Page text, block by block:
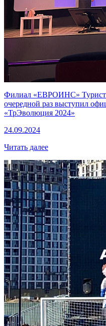
Филиал «ЕВРОИНС»
очередной раз выступил
«ТрЭволюция 2024»
24.09.2024
Читать далее